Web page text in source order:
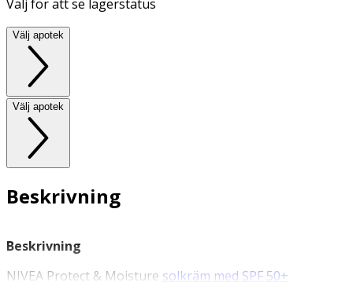
Välj för att se lagerstatus
Välj apotek
Välj apotek
Beskrivning
Beskrivning
NIVEA Protect & Moisture solkräm med SPF 50+